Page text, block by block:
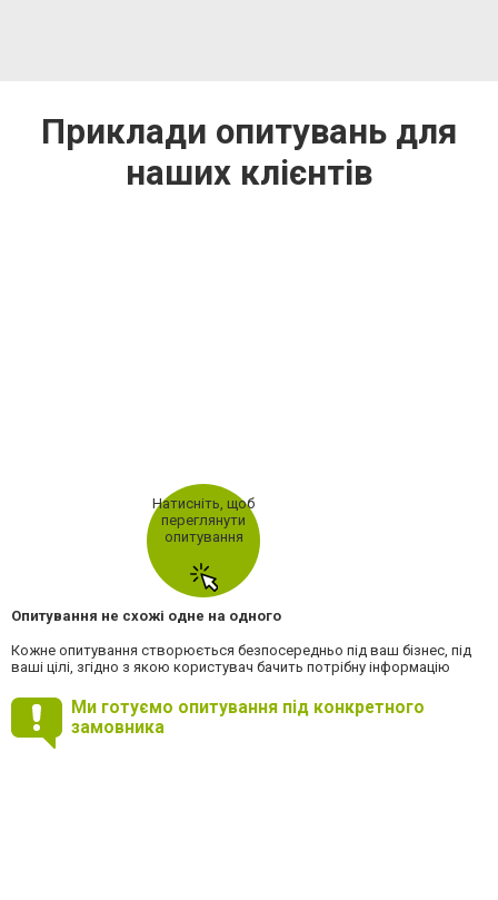
Приклади опитувань для
наших клієнтів
Натисніть, щоб
переглянути
опитування
Опитування не схожі одне на одного
Кожне опитування створюється безпосередньо під ваш бізнес, під
ваші цілі, згідно з якою користувач бачить потрібну інформацію
Ми готуємо опитування під конкретного
замовника